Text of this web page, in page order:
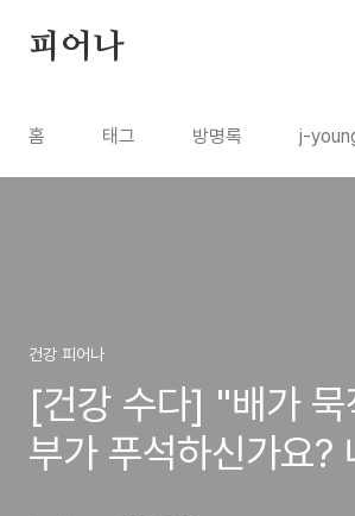
피어나
홈 태그 방명록 j-
건강 피어나
[건강 수다] "배가 묵
부가 푸석하신가요?